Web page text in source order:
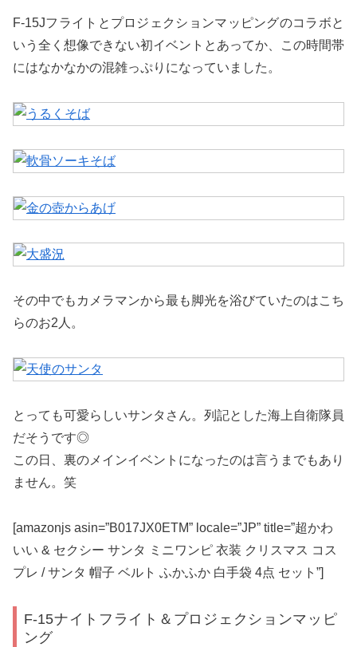
F-15Jフライトとプロジェクションマッピングのコラボと
いう全く想像できない初イベントとあってか、この時間帯
にはなかなかの混雑っぷりになっていました。
その中でもカメラマンから最も脚光を浴びていたのはこち
らのお2人。
とっても可愛らしいサンタさん。列記とした海上自衛隊員
だそうです◎
この日、裏のメインイベントになったのは言うまでもあり
ません。笑
[amazonjs asin=”B017JX0ETM” locale=”JP” title=”超かわ
いい & セクシー サンタ ミニワンピ 衣装 クリスマス コス
プレ / サンタ 帽子 ベルト ふかふか 白手袋 4点 セット”]
F-15ナイトフライト＆プロジェクションマッピ
ング